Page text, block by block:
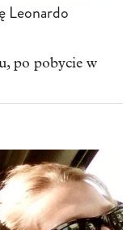
Leonardo
po pobycie w